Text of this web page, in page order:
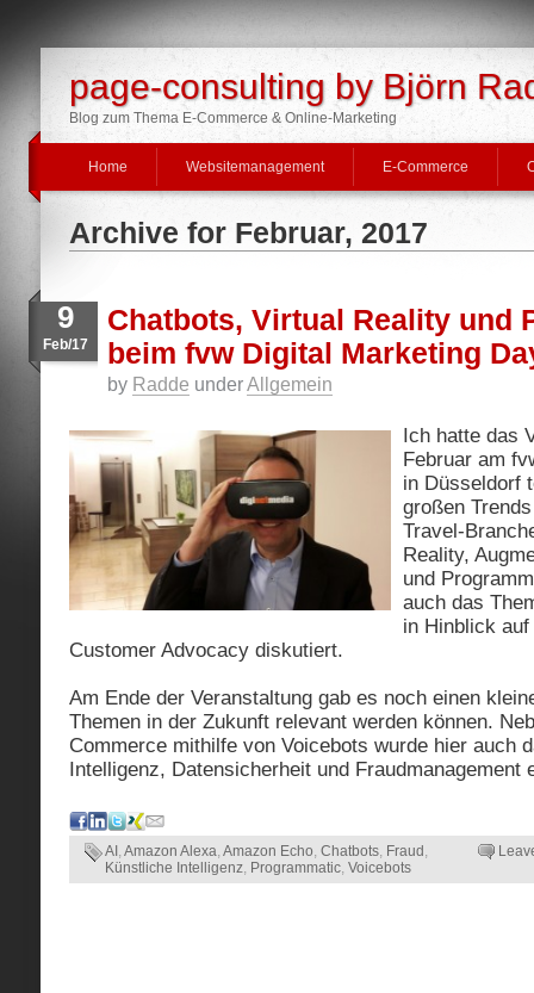
page-consulting by Björn
Blog zum Thema E-Commerce & Online-Marketing
Home Websitemanagement E-Commerce
Archive for Februar, 2017
9
Feb/17
Chatbots, Virtual Reality und
beim fvw Digital Marketing
by Radde underAllgemein
Ich hatte das
Februar am
in Düsseldorf
großen
Travel-
Reality,
und
auch das
in Hinblick
Customer Advocacy diskutiert.
Am Ende der Veranstaltung gab es noch einen
Themen in der Zukunft relevant werden können.
Commerce mithilfe von Voicebots wurde hier auch
Intelligenz, Datensicherheit und Fraudmanagement
AI , Amazon Alexa, Amazon Echo, Chatbots, Fraud ,
Künstliche Intelligenz, Programmatic, Voicebots